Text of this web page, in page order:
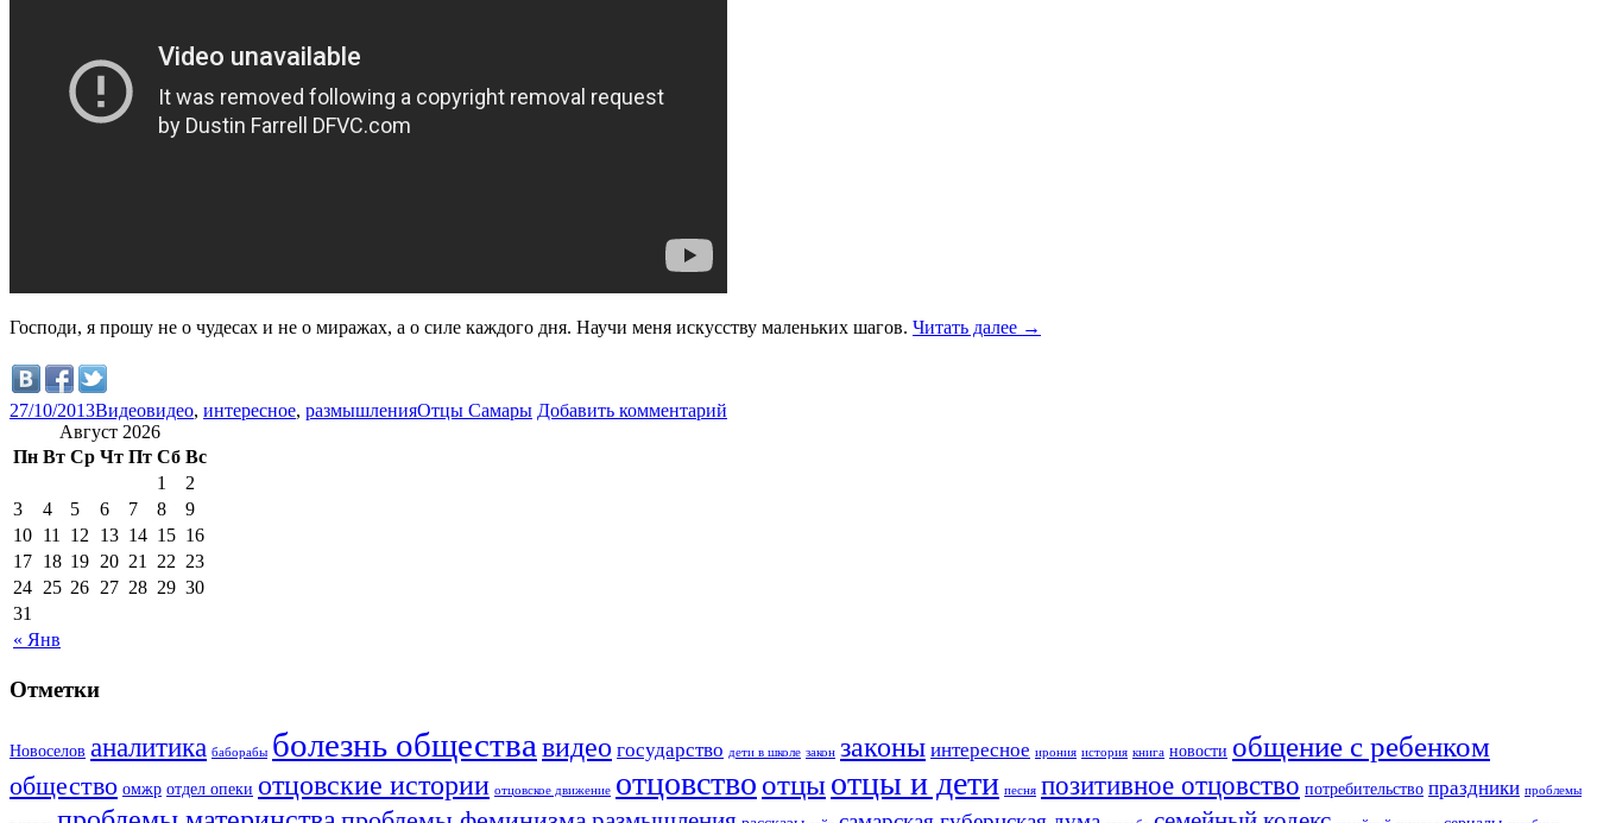
Господи, я прошу не о чудесах и не о миражах, а о силе каждого дня. Научи меня искусству маленьких шагов. Читать далее →
27/10/2013Видеовидео, интересное, размышленияОтцы Самары Добавить комментарий
Август 2026
Пн Вт Ср Чт Пт Сб Вс
« Янв
1
2
3
4 5 6 7 8
9
10 11 12 13 14 15 16
17 18 19 20 21 22 23
24 25 26 27 28 29 30
31
Отметки
Новоселов аналитика баборабы болезнь общества видео государство дети в школе закон законы интересное ирония история книга новости общение с ребенком
общество омжр отдел опеки отцовские истории отцовское движение отцовство отцыотцы и дети песня позитивное отцовство потребительство праздники проблемы